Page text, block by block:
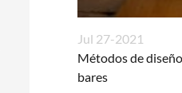
Jul 27-2021
Métodos de
bares